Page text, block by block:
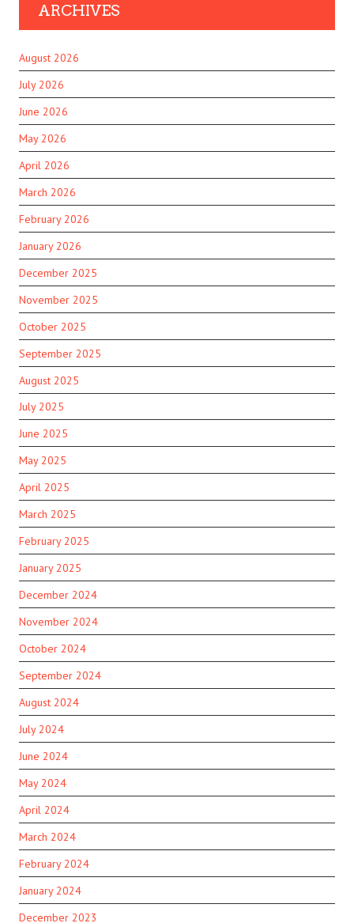
ARCHIVES
August 2026
July 2026
June 2026
May 2026
April 2026
March 2026
February 2026
January 2026
December 2025
November 2025
October 2025
September 2025
August 2025
July 2025
June 2025
May 2025
April 2025
March 2025
February 2025
January 2025
December 2024
November 2024
October 2024
September 2024
August 2024
July 2024
June 2024
May 2024
April 2024
March 2024
February 2024
January 2024
December 2023